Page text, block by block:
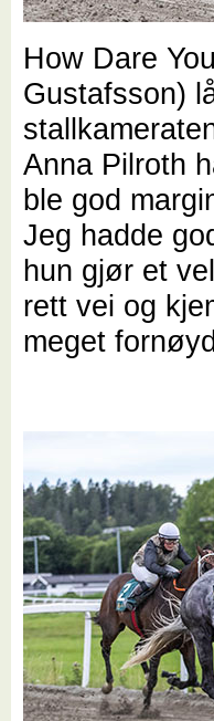
How Dare
Gustafsson)
Anna Pilroth
ble god
Jeg hadde
hun gjør et
rett vei og
meget